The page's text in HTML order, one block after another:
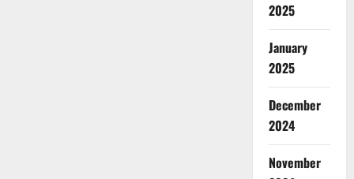
2025
January
2025
December
2024
November